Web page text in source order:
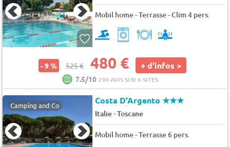
Mobil home - Terrasse - Clim 4 pers.
- 9 % 525 € 480 € + d'infos >
7.5/10 290 AVIS SUR 6 SITES
Camping and Co Costa D'Argento★★★
Italie-Toscane
Mobil home - Terrasse 6 pers.